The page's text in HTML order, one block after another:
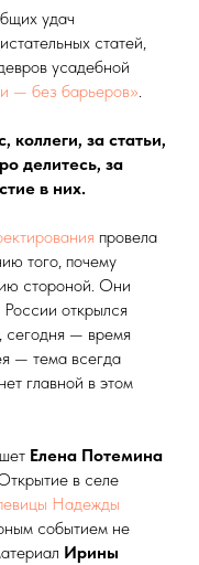
удач
статей,
усадебной
— без барьеров».
коллеги, за статьи,
делитесь, за
в них.
провела
того, почему
стороной. Они
открылся
сегодня — время
— тема всегда
главной в этом
Елена Потемина
в селе
Надежды
событием не
Ирины